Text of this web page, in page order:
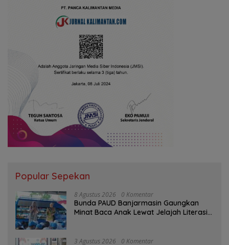
Popular Sepekan
8 Agustus 2026 0 Komentar
Bunda PAUD Banjarmasin Gaungkan
Minat Baca Anak Lewat Jelajah Literasi
3 Agustus 2026 0 Komentar